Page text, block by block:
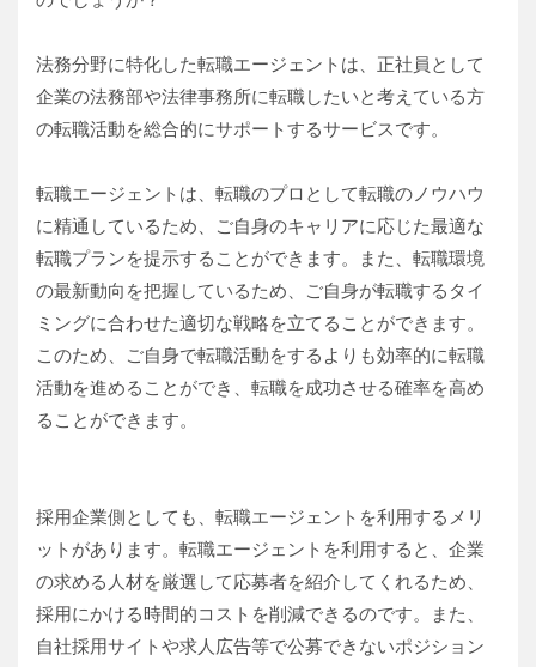
法務分野に特化した転職エージェントは、正社員として
企業の法務部や法律事務所に転職したいと考えている方
の転職活動を総合的にサポートするサービスです。
転職エージェントは、転職のプロとして転職のノウハウ
に精通しているため、ご自身のキャリアに応じた最適な
転職プランを提示することができます。また、転職環境
の最新動向を把握しているため、ご自身が転職するタイ
ミングに合わせた適切な戦略を立てることができます。
このため、ご自身で転職活動をするよりも効率的に転職
活動を進めることができ、転職を成功させる確率を高め
ることができます。
採用企業側としても、転職エージェントを利用するメリ
ットがあります。転職エージェントを利用すると、企業
の求める人材を厳選して応募者を紹介してくれるため、
採用にかける時間的コストを削減できるのです。また、
自社採用サイトや求人広告等で公募できないポジション